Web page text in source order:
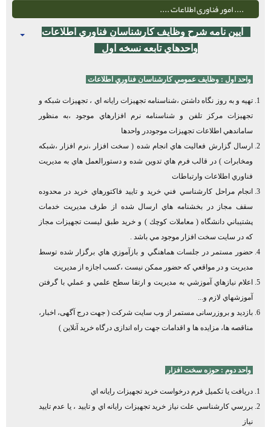
.... امور فناوری اطلاعات ....
آيين نامه شرح وظايف كارشناسان فناوري اطلاعات
واحدهاي تابعه نسخه اول
واحد اول : وظايف عمومي كارشناسان فناوري اطلاعات
تهيه و به روز نگاه داشتن ،شناسنامه تجهيزات رايانه اي ، تجهيزات شبكه و
تجهيزات مركز تلفن و شناسنامه نرم افزارهاي موجود ،به منظور
ساماندهي اطلاعات تجهيزات موجوددر واحدها
ارسال گزارش فعاليت هاي انجام شده ( سخت افزار ،نرم افزار ،شبكه
ومخابرات ) در قالب فرم هاي تدوين شده و دستورالعمل هاي به مديريت
فناوري اطلاعات وارتباطات
انجام مراحل كارشناسي فني خريد و تاييد فاكتورهاي خريد در محدوده
سقف مجاز در بخشنامه هاي ارسال شده از طرف مديريت خدمات
پشتيباني دانشگاه ( معاملات كوچك ) و خريد طبق ليست تجهيزات مجاز
كه در سايت سخت افزار موجود مي باشد .
حضور مستمر در جلسات هماهنگي و بازآموزي هاي برگزار شده توسط
مديريت و در مواقعي كه حضور ممكن نيست ،كسب اجازه از مديريت
اعلام نيازهاي آموزشي به مديريت و ارتقا سطح علمي و عملي با گرفتن
آموزشهاي لازم و...
بازديد و بروزرسانی مستمر از وب سايت شرکت ( جهت درج آگهی، اخبار،
مناقصه ها، مزایده ها و اقدامات جهت راه اندازی درگاه خرید آنلاین )
واحد دوم : حوزه سخت افزار
دريافت يا تكميل فرم درخواست خريد تجهيزات رايانه اي
بررسي كارشناسي علت نياز خريد تجهيزات رايانه اي و تاييد ، يا عدم تاييد
نياز